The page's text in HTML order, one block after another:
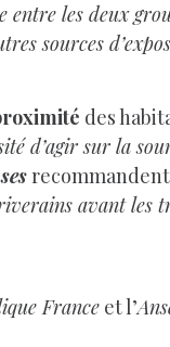
entre les deux
sources
des
d’agir sur la
avant les
France et l’